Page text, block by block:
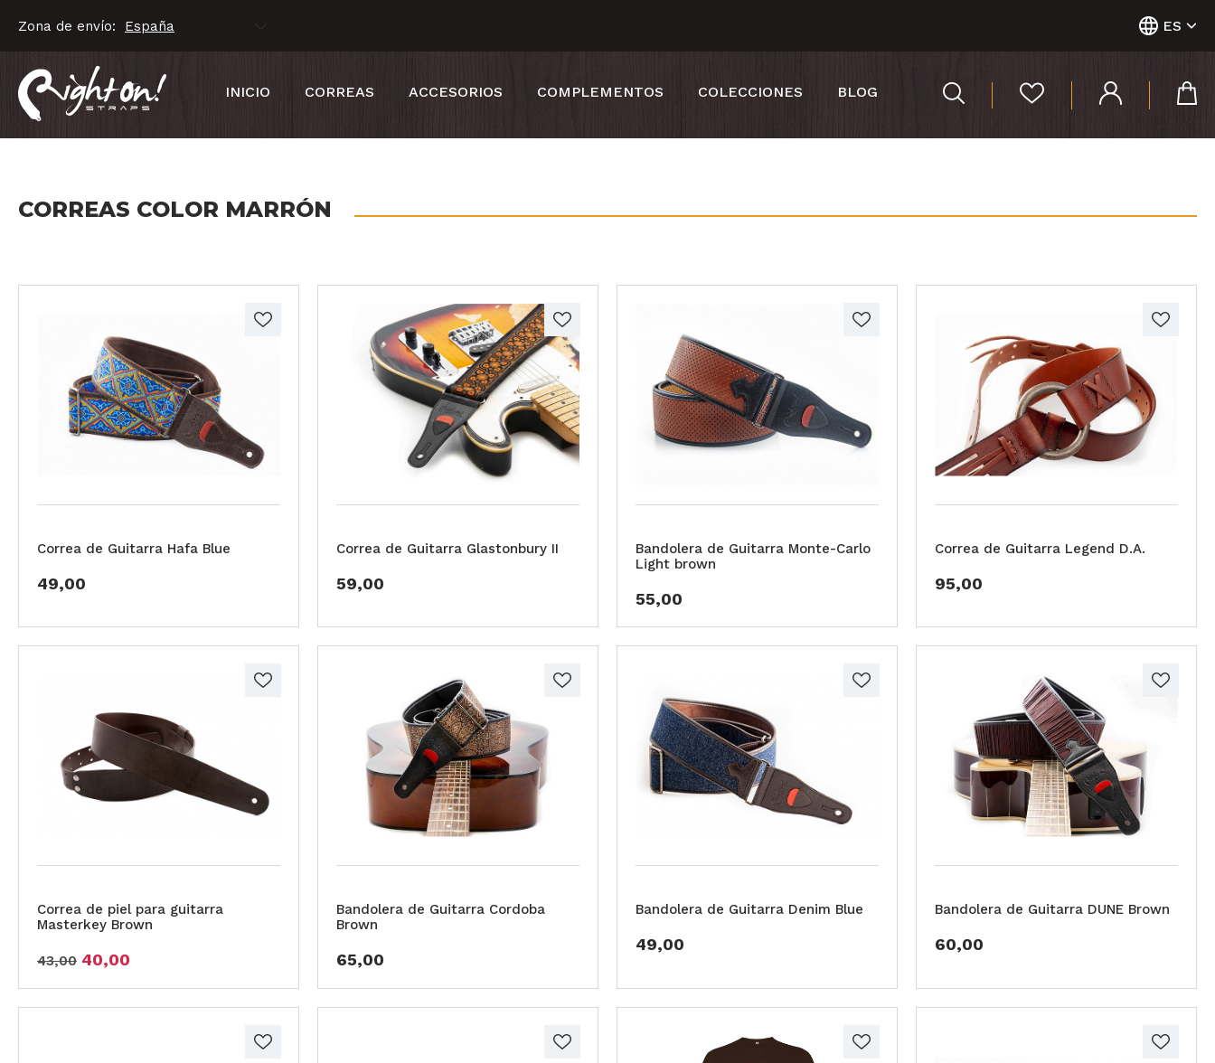
Zona de envío: ES
INICIO CORREAS ACCESORIOS COMPLEMENTOS COLECCIONES BLOG
CORREAS COLOR MARRÓN
Correa de Guitarra Hafa Blue
49,00
Correa de Guitarra Glastonbury II
59,00
Bandolera de Guitarra Monte-Carlo
Light brown
55,00
Correa de Guitarra Legend D.A.
95,00
Correa de piel para guitarra
Masterkey Brown
43,00 40,00
Bandolera de Guitarra Cordoba
Brown
65,00
Bandolera de Guitarra Denim Blue
49,00
Bandolera de Guitarra DUNE Brown
60,00